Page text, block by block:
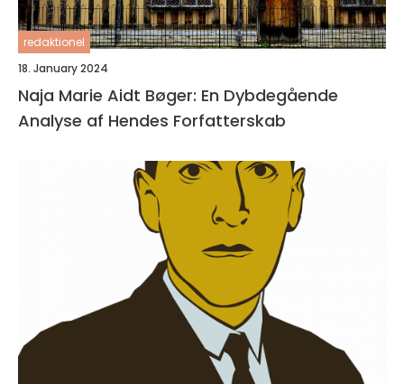
redaktionel
18. January 2024
Naja Marie Aidt Bøger: En Dybdegående
Analyse af Hendes Forfatterskab